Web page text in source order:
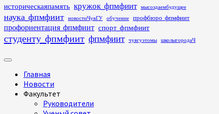
историческаяпамять кружок_фпмфиит мысоздаембудущее
наука_фпмфиит новостиЧувГУ обучение профбюро_фпмфиит
профориентация_фпмфиит спорт_фпмфиит
студенту_фпмфиит фпмфиит чувгуэтомы школыгородаЧ
Основное
Главная
Новости
Факультет
Руководители